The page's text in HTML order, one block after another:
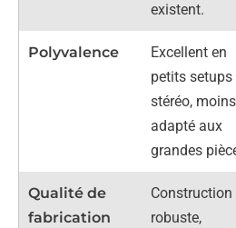
existent.
Polyvalence
Excellent en
petits setups
stéréo, moins
adapté aux
grandes
Qualité de
fabrication
Construction
robuste,